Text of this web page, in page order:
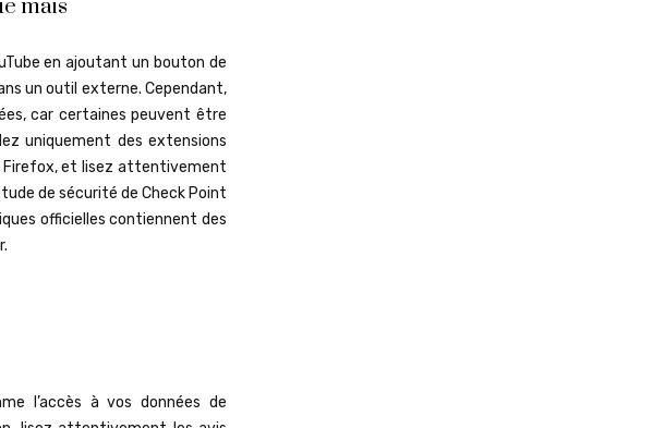
mais
en ajoutant un bouton de
un outil externe. Cependant,
car certaines peuvent être
uniquement des extensions
Firefox, et lisez attentivement
de sécurité de Check Point
officielles contiennent des
l’accès à vos données de